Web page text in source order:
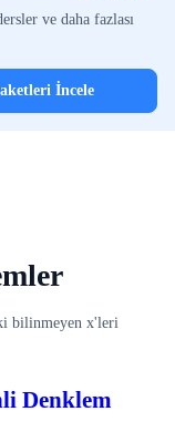
ve daha fazlası
İncele
bilinmeyen x'leri
Denklem